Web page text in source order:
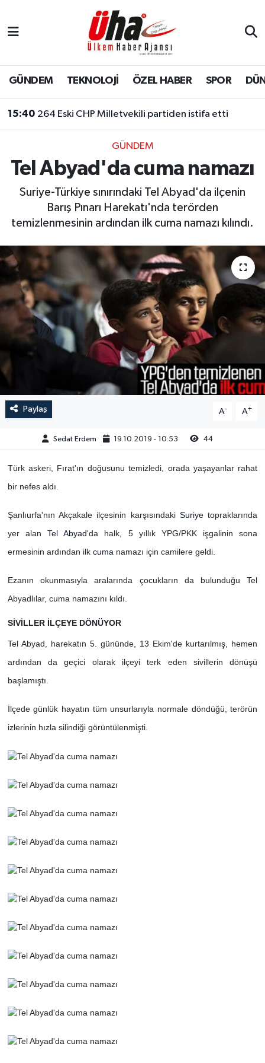
GÜNDEM TEKNOLOJİ ÖZEL HABER SPOR
15:40 264 Eski CHP Milletvekili partiden istifa etti
GÜNDEM
Tel Abyad'da cuma namazı
Suriye-Türkiye sınırındaki Tel Abyad'da ilçenin
Barış Pınarı Harekatı'nda terörden
temizlenmesinin ardından ilk cuma namazı kılındı.
Paylaş A- A+
Sedat Erdem 19.10.2019 - 10:53 44
Türk askeri, Fırat'ın doğusunu temizledi, orada yaşayanlar rahat
bir nefes aldı.
Şanlıurfa'nın Akçakale ilçesinin karşısındaki Suriyetopraklarında
yer alanTel Abyad'da halk, 5 yıllık YPG/PKK işgalinin sona
ermesinin ardından ilk cuma namazı için camilere geldi.
Ezanın okunmasıyla aralarında çocukların da bulunduğu Tel
Abyadlılar, cuma namazını kıldı.
SİVİLLER İLÇEYE DÖNÜYOR
Tel Abyad, harekatın 5. gününde, 13 Ekim'de kurtarılmış, hemen
ardından da geçici olarak ilçeyi terk eden sivillerin dönüşü
başlamıştı.
İlçede günlük hayatın tüm unsurlarıyla normale döndüğü, terörün
izlerinin hızla silindiği görüntülenmişti.
İstanbul Nöbetçi Eczaneler
İstanbul Hava Durumu
Süper Lig Puan Durumu ve Fikstür
Tüm Manşetler
Son Dakika Haberleri
Haber Arşivi